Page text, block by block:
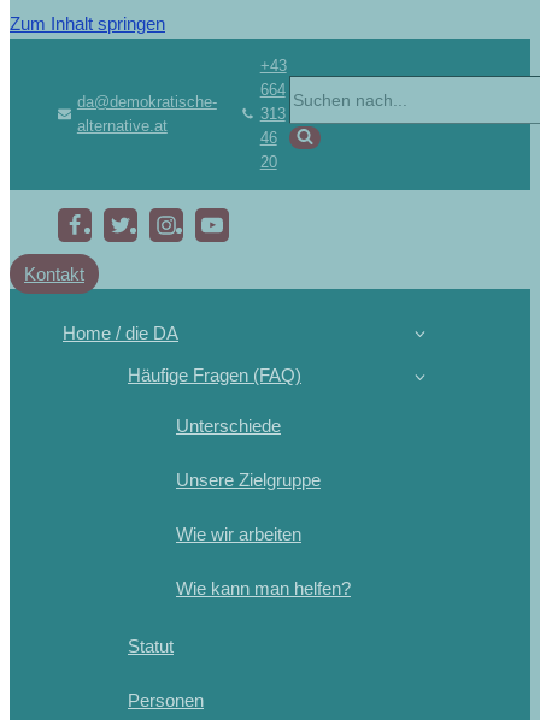
Zum Inhalt springen
da@demokratische-
alternative.at
+43
664
313
46
20
Kontakt
Home / die DA
Häufige Fragen (FAQ)
Unterschiede
Unsere Zielgruppe
Wie wir arbeiten
Wie kann man helfen?
Statut
Personen